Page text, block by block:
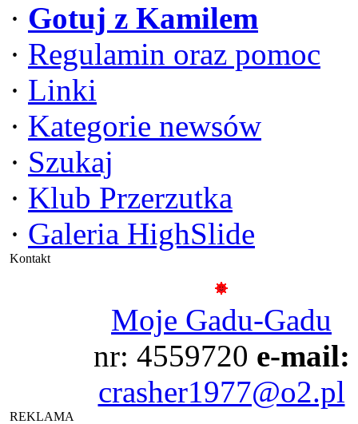
· Gotuj z Kamilem
· Regulamin oraz pomoc
· Linki
· Kategorie newsów
· Szukaj
· Klub Przerzutka
· Galeria HighSlide
Kontakt
Moje Gadu-Gadu
nr: 4559720 e-mail:
crasher1977@o2.pl
REKLAMA